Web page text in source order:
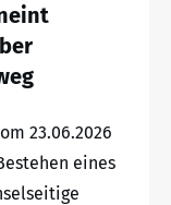
23.06.2026
eines